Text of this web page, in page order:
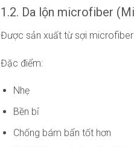
1.2. Da lộn microfiber
Được sản xuất từ sợi
Đặc điểm:
Nhẹ
Bền bỉ
Chống bám bẩn tốt hơn